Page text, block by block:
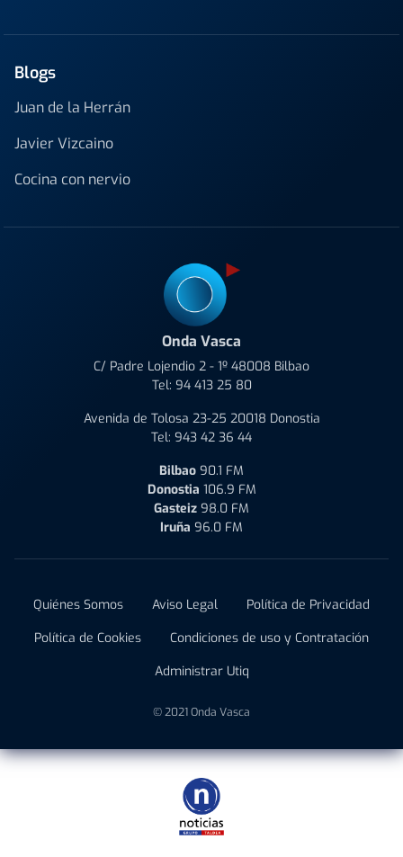
Blogs
Juan de la Herrán
Javier Vizcaino
Cocina con nervio
Onda Vasca
C/ Padre Lojendio 2 - 1º 48008 Bilbao
Tel: 94 413 25 80
Avenida de Tolosa 23-25 20018 Donostia
Tel: 943 42 36 44
Bilbao 90.1 FM
Donostia 106.9 FM
Gasteiz 98.0 FM
Iruña 96.0 FM
Quiénes Somos Aviso Legal
Política de Privacidad
Política de Cookies
Condiciones de uso y Contratación
Administrar Utiq
© 2021 Onda Vasca